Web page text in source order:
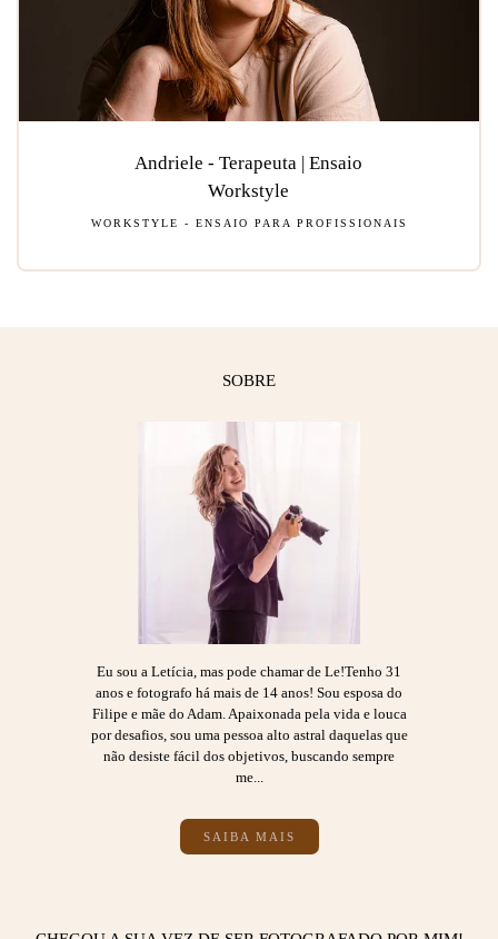
Andriele - Terapeuta | Ensaio
Workstyle
WORKSTYLE - ENSAIO PARA PROFISSIONAIS
SOBRE
Eu sou a Letícia, mas pode chamar de Le!Tenho 31
anos e fotografo há mais de 14 anos! Sou esposa do
Filipe e mãe do Adam. Apaixonada pela vida e louca
por desafios, sou uma pessoa alto astral daquelas que
não desiste fácil dos objetivos, buscando sempre
me...
SAIBA MAIS